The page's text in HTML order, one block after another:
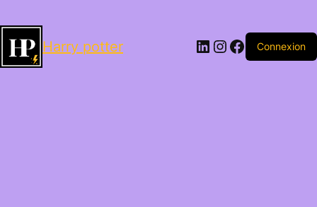
Harry potter LinkedIn
Instagram
Facebook
Connexion